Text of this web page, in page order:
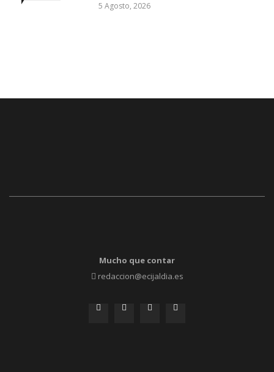
5 Agosto, 2026
Mucho que contar
redaccion@ecijaldia.es